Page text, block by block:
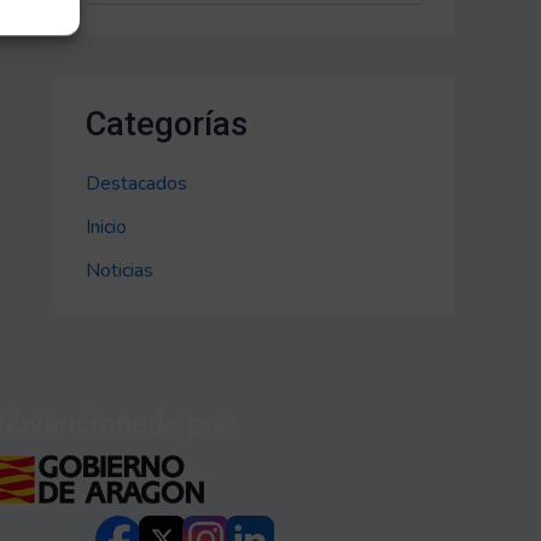
Categorías
Destacados
Inicio
Noticias